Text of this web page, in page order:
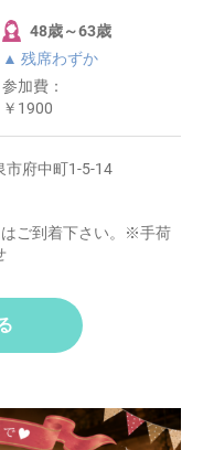
48歳～63歳
▲ 残席わずか
参加費：
￥1900
府中町1-5-14
ご到着下さい。※手荷